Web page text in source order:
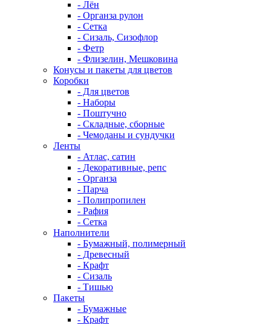
- Лён
- Органза рулон
- Сетка
- Сизаль, Сизофлор
- Фетр
- Флизелин, Мешковина
Конусы и пакеты для цветов
Коробки
- Для цветов
- Наборы
- Поштучно
- Складные, сборные
- Чемоданы и сундучки
Ленты
- Атлас, сатин
- Декоративные, репс
- Органза
- Парча
- Полипропилен
- Рафия
- Сетка
Наполнители
- Бумажный, полимерный
- Древесный
- Крафт
- Сизаль
- Тишью
Пакеты
- Бумажные
- Крафт